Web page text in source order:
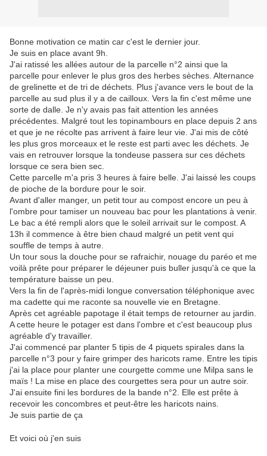
Bonne motivation ce matin car c'est le dernier jour.
Je suis en place avant 9h.
J'ai ratissé les allées autour de la parcelle n°2 ainsi que la
parcelle pour enlever le plus gros des herbes sèches. Alternance
de grelinette et de tri de déchets. Plus j'avance vers le bout de la
parcelle au sud plus il y a de cailloux. Vers la fin c'est même une
sorte de dalle. Je n'y avais pas fait attention les années
précédentes. Malgré tout les topinambours en place depuis 2 ans
et que je ne récolte pas arrivent à faire leur vie. J'ai mis de côté
les plus gros morceaux et le reste est parti avec les déchets. Je
vais en retrouver lorsque la tondeuse passera sur ces déchets
lorsque ce sera bien sec.
Cette parcelle m'a pris 3 heures à faire belle. J'ai laissé les coups
de pioche de la bordure pour le soir.
Avant d'aller manger, un petit tour au compost encore un peu à
l'ombre pour tamiser un nouveau bac pour les plantations à venir.
Le bac a été rempli alors que le soleil arrivait sur le compost. A
13h il commence à être bien chaud malgré un petit vent qui
souffle de temps à autre.
Un tour sous la douche pour se rafraichir, nouage du paréo et me
voilà prête pour préparer le déjeuner puis buller jusqu'à ce que la
température baisse un peu.
Vers la fin de l'après-midi longue conversation téléphonique avec
ma cadette qui me raconte sa nouvelle vie en Bretagne.
Après cet agréable papotage il était temps de retourner au jardin.
A cette heure le potager est dans l'ombre et c'est beaucoup plus
agréable d'y travailler.
J'ai commencé par planter 5 tipis de 4 piquets spirales dans la
parcelle n°3 pour y faire grimper des haricots rame. Entre les tipis
j'ai la place pour planter une courgette comme une Milpa sans le
maïs ! La mise en place des courgettes sera pour un autre soir.
J'ai ensuite fini les bordures de la bande n°2. Elle est prête à
recevoir les concombres et peut-être les haricots nains.
Je suis partie de ça
Et voici où j'en suis